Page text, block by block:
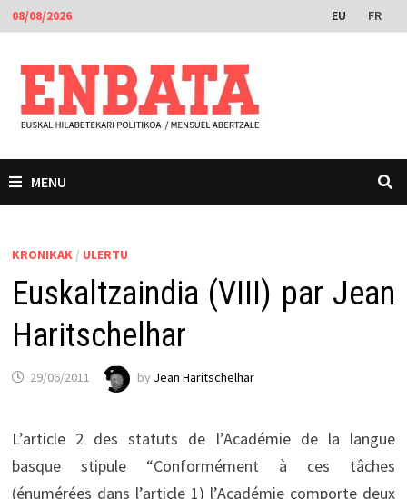
Skip
to
content
08/08/2026 EU FR
MENU
KRONIKAK / ULERTU
Euskaltzaindia (VIII) par Jean
Haritschelhar
29/06/2011 by Jean Haritschelhar
L’article 2 des statuts de l’Académie de la langue
basque stipule “Conformément à ces tâches
(énumérées dans l’article 1) l’Académie comporte deux